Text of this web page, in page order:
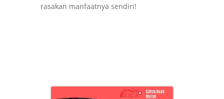
rasakan manfaatnya sendiri!